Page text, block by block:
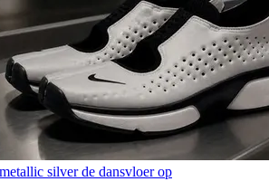
silver de dansvloer op